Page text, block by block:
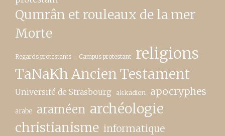
Qumrân et rouleaux de la mer
Morte
Regards protestants – Campus protestant religions
TaNaKh Ancien Testament
Université de Strasbourg akkadien apocryphes
arabe araméen archéologie
christianisme informatique